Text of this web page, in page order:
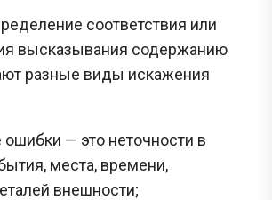
соответствия или
высказывания содержанию
разные виды искажения
ошибки — это неточности в
места, времени,
внешности;